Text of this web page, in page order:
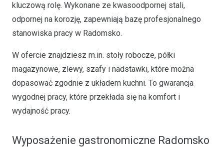
kluczową rolę. Wykonane ze kwasoodpornej stali,
odpornej na korozję, zapewniają bazę profesjonalnego
stanowiska pracy w Radomsko.
W ofercie znajdziesz m.in. stoły robocze, półki
magazynowe, zlewy, szafy i nadstawki, które można
dopasować zgodnie z układem kuchni. To gwarancja
wygodnej pracy, które przekłada się na komfort i
wydajność pracy.
Wyposażenie gastronomiczne Radomsko